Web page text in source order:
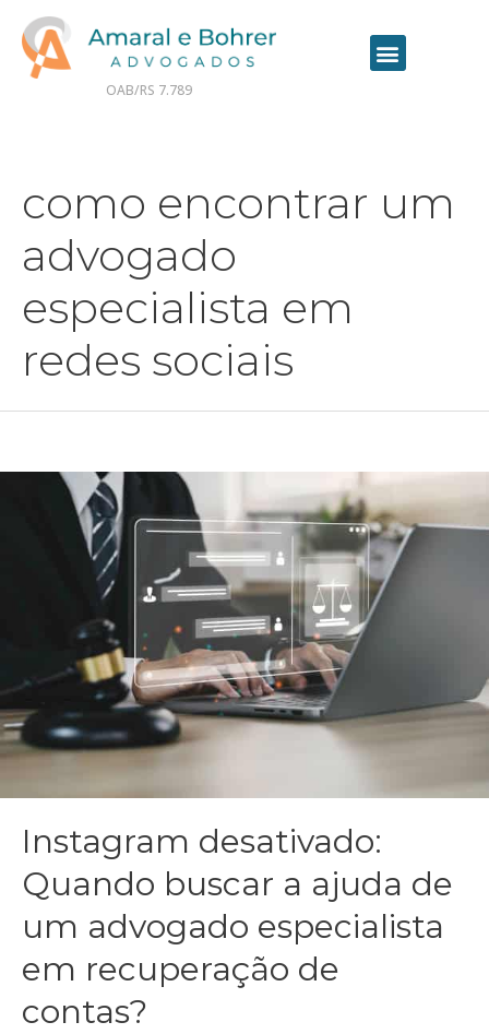
OAB/RS 7.789
como encontrar um
advogado
especialista em
redes sociais
Instagram desativado:
Quando buscar a ajuda de
um advogado especialista
em recuperação de
contas?